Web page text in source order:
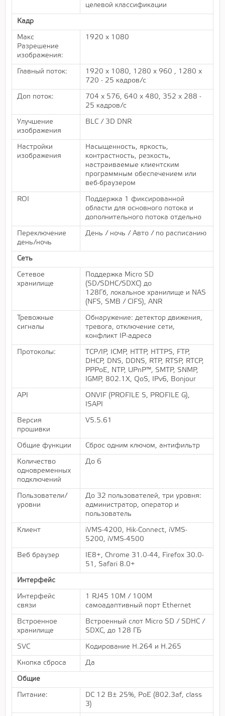
целевой классификации
Кадр
Макс
Разрешение
изображения:
1920 х 1080
Главный поток:
1920 x 1080, 1280 х 960 , 1280 х
720 - 25 кадров/с
Доп поток:
704 х 576, 640 х 480, 352 х 288 -
25 кадров/с
Улучшение
изображения
BLC / 3D DNR
Настройки
изображения
Насыщенность, яркость,
контрастность, резкость,
настраиваемые клиентским
программным обеспечением или
веб-браузером
ROI
Поддержка 1 фиксированной
области для основного потока и
дополнительного потока отдельно
Переключение
день/ночь
День / ночь / Авто / по расписанию
Сеть
Сетевое
хранилище
Поддержка Micro SD
(SD/SDHC/SDXC) до
128Гб, локальное хранилище и NAS
(NFS, SMB / CIFS), ANR
Тревожные
сигналы
Обнаружение: детектор движения,
тревога, отключение сети,
конфликт IP-адреса
Протоколы:
TCP/IP, ICMP, HTTP, HTTPS, FTP,
DHCP, DNS, DDNS, RTP, RTSP, RTCP,
PPPoE, NTP, UPnP™, SMTP, SNMP,
IGMP, 802.1X, QoS, IPv6, Bonjour
API
ONVIF (PROFILE S, PROFILE G),
ISAPI
Версия
прошивки
V5.5.61
Общие функции Сброс одним ключом, антифильтр
Количество
одновременных
подключений
До 6
Пользователи/
уровни
До 32 пользователей, три уровня:
администратор, оператор и
пользователь
Клиент
iVMS-4200, Hik-Connect, iVMS-
5200, iVMS-4500
Веб браузер
IE8+, Chrome 31.0-44, Firefox 30.0-
51, Safari 8.0+
Интерфейс
Интерфейс
связи
1 RJ45 10M / 100M
самоадаптивный порт Ethernet
Встроенное
хранилище
Встроенный слот Micro SD / SDHC /
SDXC, до 128 ГБ
SVC Кодирование H.264 и H.265
Кнопка сброса Да
Общие
Питание:
DC 12 В± 25%, PoE (802.3af, class
3)